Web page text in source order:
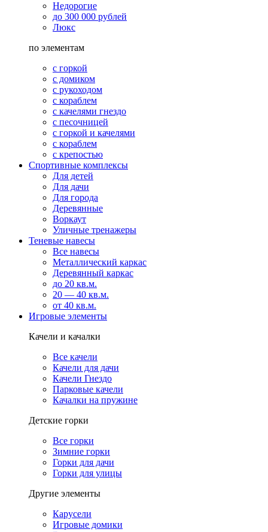
Недорогие
до 300 000 рублей
Люкс
по элементам
с горкой
с домиком
с рукоходом
с кораблем
с качелями гнездо
с песочницей
с горкой и качелями
с кораблем
с крепостью
Спортивные комплексы
Для детей
Для дачи
Для города
Деревянные
Воркаут
Уличные тренажеры
Теневые навесы
Все навесы
Металлический каркас
Деревянный каркас
до 20 кв.м.
20 — 40 кв.м.
от 40 кв.м.
Игровые элементы
Качели и качалки
Все качели
Качели для дачи
Качели Гнездо
Парковые качели
Качалки на пружине
Детские горки
Все горки
Зимние горки
Горки для дачи
Горки для улицы
Другие элементы
Карусели
Игровые домики